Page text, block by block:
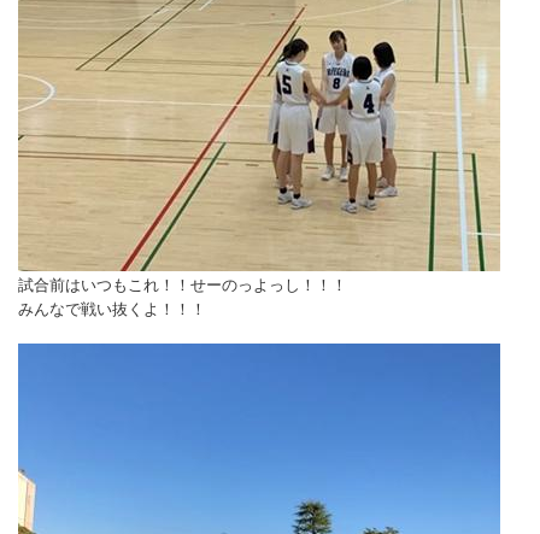
試合前はいつもこれ！！せーのっよっし！！！
みんなで戦い抜くよ！！！